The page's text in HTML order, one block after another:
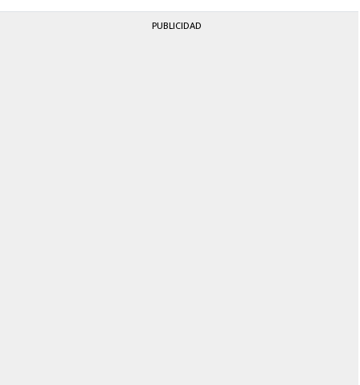
PUBLICIDAD